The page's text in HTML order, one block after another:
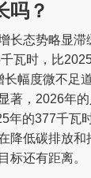
吗？
长态势略显滞
瓦时，比
幅度微不足
著，2026年
年的377千瓦
降低碳排放和
标还有距离。